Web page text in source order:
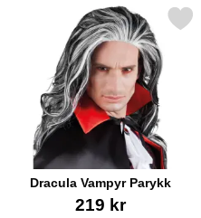
Dracula Vampyr Parykk
Varenummer 15599
219 kr
Merk dracula Vampyr